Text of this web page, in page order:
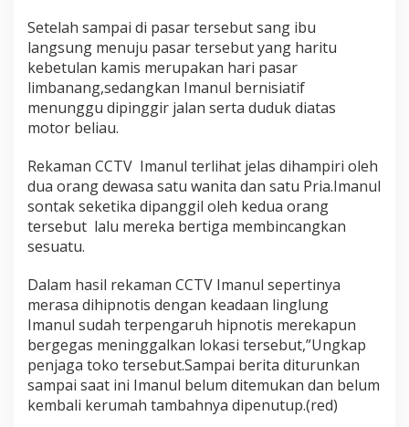
o
t
i
s
a
H
a
i
P
a
B
e
r
l
a
n
g
Setelah sampai di pasar tersebut sang ibu
langsung menuju pasar tersebut yang haritu
kebetulan kamis merupakan hari pasar
limbanang,sedangkan Imanul bernisiatif
menunggu dipinggir jalan serta duduk diatas
motor beliau.
Rekaman CCTV Imanul terlihat jelas dihampiri oleh
dua orang dewasa satu wanita dan satu Pria.Imanul
sontak seketika dipanggil oleh kedua orang
tersebut lalu mereka bertiga membincangkan
sesuatu.
Dalam hasil rekaman CCTV Imanul sepertinya
merasa dihipnotis dengan keadaan linglung
Imanul sudah terpengaruh hipnotis merekapun
bergegas meninggalkan lokasi tersebut,”Ungkap
penjaga toko tersebut.Sampai berita diturunkan
sampai saat ini Imanul belum ditemukan dan belum
kembali kerumah tambahnya dipenutup.(red)